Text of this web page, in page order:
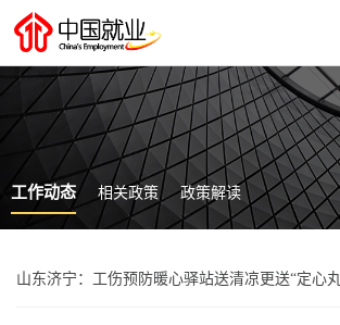
工作动态 相关政策 政策解读
山东济宁：工伤预防暖心驿站送清凉更送“定心